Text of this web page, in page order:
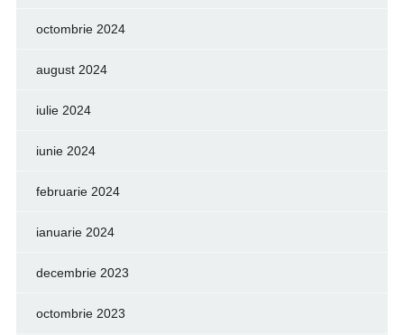
octombrie 2024
august 2024
iulie 2024
iunie 2024
februarie 2024
ianuarie 2024
decembrie 2023
octombrie 2023